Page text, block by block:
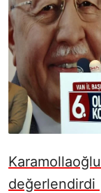
değerlendirdi